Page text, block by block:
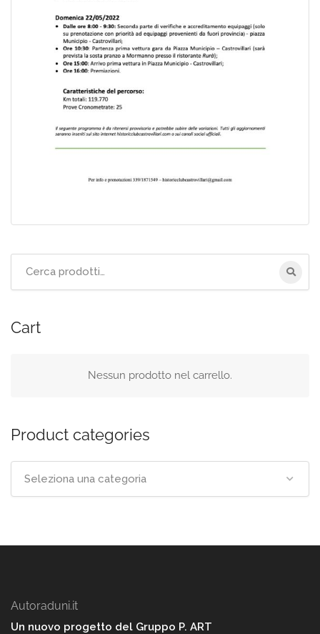
Cart
Nessun prodotto nel carrello.
Product categories
Seleziona una categoria
Autoraduni.it
Un nuovo progetto del Gruppo P. ART